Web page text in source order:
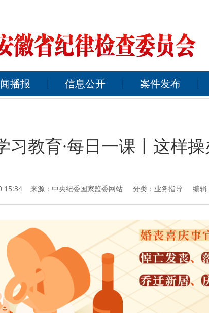
播报 信息公开 案件发布
习教育·每日一课丨这样
15:34 来源： 中央纪委国家监委网站 分类：业务指导 编辑